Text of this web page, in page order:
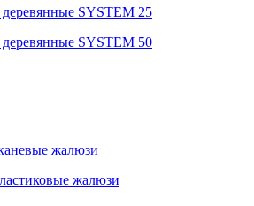
деревянные SYSTEM 25
деревянные SYSTEM 50
жалюзи
жалюзи